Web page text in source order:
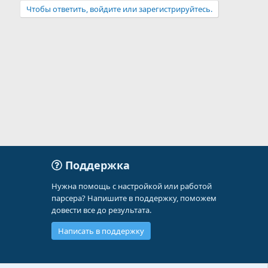
Чтобы ответить, войдите или зарегистрируйтесь.
Поддержка
Нужна помощь с настройкой или работой
парсера? Напишите в поддержку, поможем
довести все до результата.
Написать в поддержку